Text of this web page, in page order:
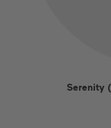
Serenity